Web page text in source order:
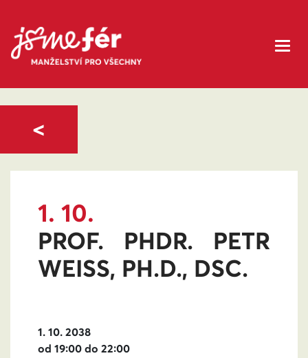
1. 10.
PROF. PHDR. PETR
WEISS, PH.D., DSC.
1. 10. 2038
od 19:00 do 22:00
<